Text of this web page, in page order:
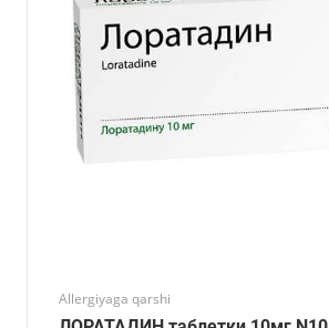
Allergiyaga qarshi